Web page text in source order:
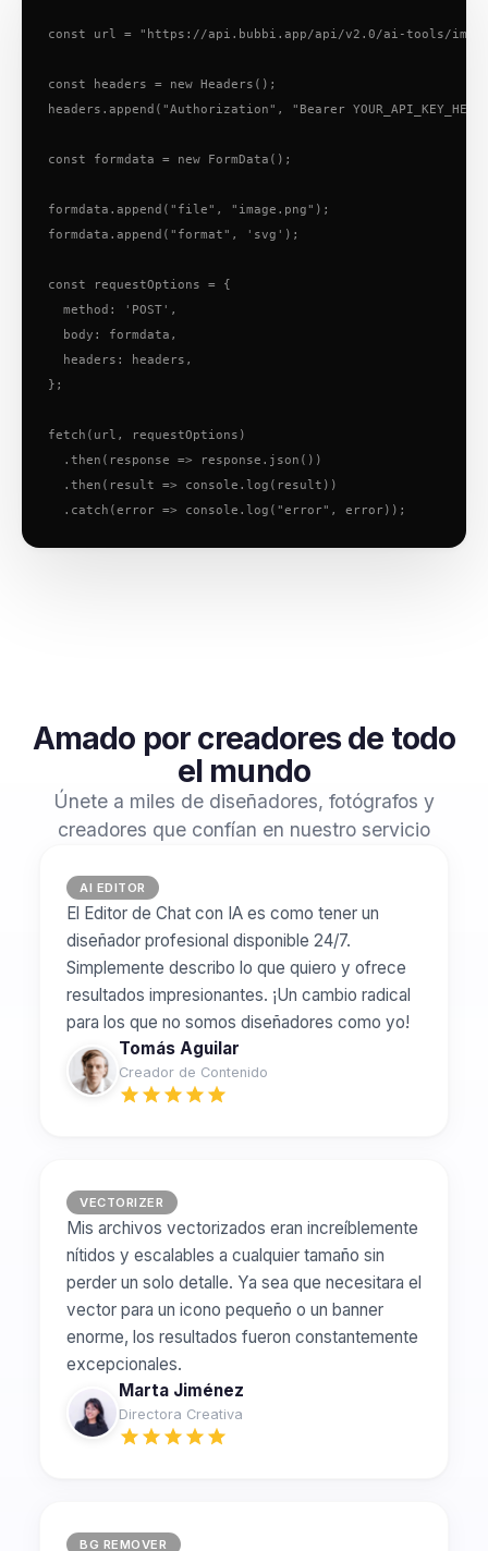
const url = "https://api.bubbi.app/api/v2.0/ai-tools/
const headers = new Headers();
headers.append("Authorization", "Bearer
const formdata = new FormData();
formdata.append("file", "image.png");
formdata.append("format", 'svg');
const requestOptions = {
  method: 'POST',
  body: formdata,
  headers: headers,
};
fetch(url, requestOptions)
  .then(response => response.json())
  .then(result => console.log(result))
  .catch(error => console.log("error", error));
Amado por creadores de todo
el mundo
Únete a miles de diseñadores, fotógrafos y
creadores que confían en nuestro servicio
AI EDITOR
El Editor de Chat con IA es como tener un
diseñador profesional disponible 24/7.
Simplemente describo lo que quiero y ofrece
resultados impresionantes. ¡Un cambio radical
para los que no somos diseñadores como yo!
Tomás Aguilar
Creador de Contenido
VECTORIZER
Mis archivos vectorizados eran increíblemente
nítidos y escalables a cualquier tamaño sin
perder un solo detalle. Ya sea que necesitara el
vector para un icono pequeño o un banner
enorme, los resultados fueron constantemente
excepcionales.
Marta Jiménez
Directora Creativa
BG REMOVER